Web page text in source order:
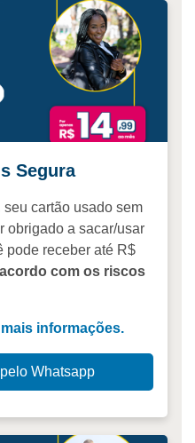
Segura
cartão usado sem
obrigado a sacar/usar
pode receber até R$
com os riscos
informações.
Whatsapp